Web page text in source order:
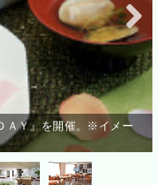
ＡＹ』を開催。※イメー